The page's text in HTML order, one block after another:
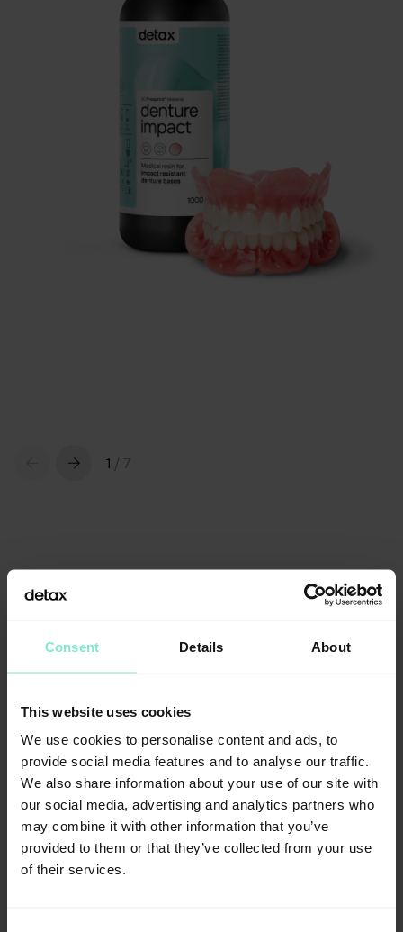
Consent Details About
This website uses cookies
We use cookies to personalise content and ads, to
provide social media features and to analyse our traffic.
We also share information about your use of our site with
our social media, advertising and analytics partners who
may combine it with other information that you’ve
provided to them or that they’ve collected from your use
of their services.
1 / 7
Alle Vertriebspartner